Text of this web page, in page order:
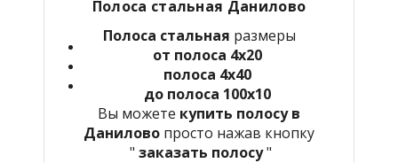
Полоса стальная Данилово
Полоса стальная размеры
от полоса 4х20
полоса 4х40
до полоса 100х10
Вы можете купить полосу в
Данилово просто нажав кнопку
" заказать полосу"